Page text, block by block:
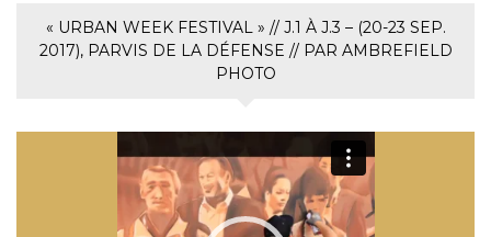
« URBAN WEEK FESTIVAL » // J.1 À J.3 – (20-23 SEP.
2017), PARVIS DE LA DÉFENSE // PAR AMBREFIELD
PHOTO